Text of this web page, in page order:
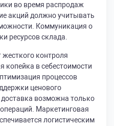
во время распродаж
акций должно учитывать
Коммуникация о
ресурсов склада.
жесткого контроля
копейка в себестоимости
процессов
ценового
возможна только
Маркетинговая
логистическим